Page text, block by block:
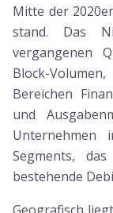
Mitte der
stand. Das
vergangenen
Block-
Bereichen
und
Unternehmen
Segments,
bestehende